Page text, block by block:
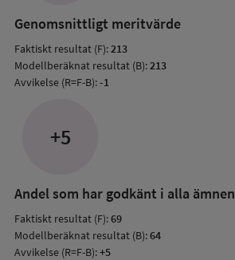
Genomsnittligt meritvärde
Faktiskt resultat (F):213
Modellberäknat resultat (B):213
Avvikelse (R=F-B):-1
+5
Andel som har godkänt i alla ämnen
Faktiskt resultat (F):69
Modellberäknat resultat (B):64
Avvikelse (R=F-B):+5